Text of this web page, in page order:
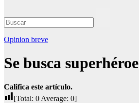
Opinion breve
Se busca superhéroe
Califica este artículo.
[Total: 0 Average: 0]